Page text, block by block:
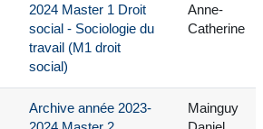
2024 Master 1 Droit
social - Sociologie du
travail (M1 droit
social)
Anne-
Catherine
Archive année 2023-
Mainguy